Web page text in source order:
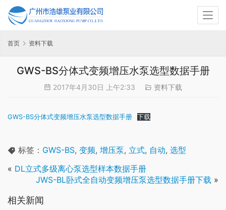
首页 资料下载
GWS-BS分体式变频增压水泵选型数据手册
2017年4月30日 上午2:33 资料下载
GWS-BS分体式变频增压水泵选型数据手册 下载
标签： GWS-BS, 变频, 增压泵, 立式, 自动, 选型
« DL立式多级离心泵选型样本数据手册
JWS-BL卧式全自动变频增压泵选型数据手册下载 »
相关新闻